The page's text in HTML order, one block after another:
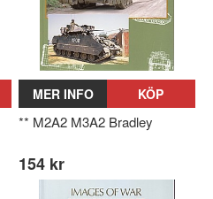
MER INFO KÖP
** M2A2 M3A2 Bradley
154 kr